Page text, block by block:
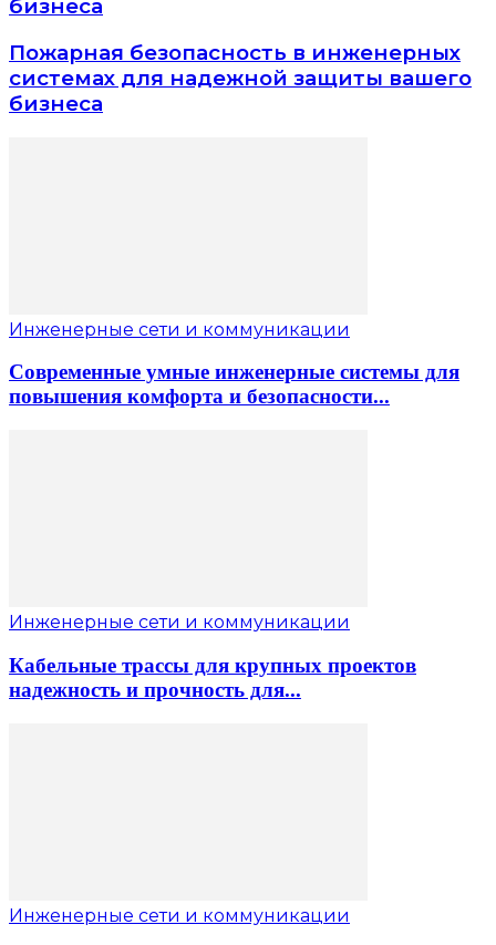
бизнеса
Пожарная безопасность в инженерных
системах для надежной защиты вашего
бизнеса
Инженерные сети и коммуникации
Современные умные инженерные системы для
повышения комфорта и безопасности...
Инженерные сети и коммуникации
Кабельные трассы для крупных проектов
надежность и прочность для...
Инженерные сети и коммуникации